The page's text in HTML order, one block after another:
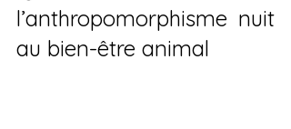
l’anthropomorphisme nuit
au bien-être animal